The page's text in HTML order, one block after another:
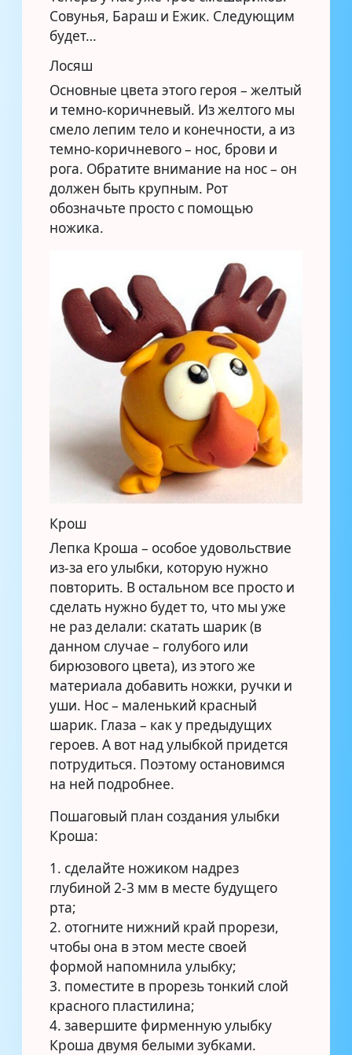
Совунья, Бараш и Ежик. Следующим
будет…
Лосяш
Основные цвета этого героя – желтый
и темно-коричневый. Из желтого мы
смело лепим тело и конечности, а из
темно-коричневого – нос, брови и
рога. Обратите внимание на нос – он
должен быть крупным. Рот
обозначьте просто с помощью
ножика.
Крош
Лепка Кроша – особое удовольствие
из-за его улыбки, которую нужно
повторить. В остальном все просто и
сделать нужно будет то, что мы уже
не раз делали: скатать шарик (в
данном случае – голубого или
бирюзового цвета), из этого же
материала добавить ножки, ручки и
уши. Нос – маленький красный
шарик. Глаза – как у предыдущих
героев. А вот над улыбкой придется
потрудиться. Поэтому остановимся
на ней подробнее.
Пошаговый план создания улыбки
Кроша:
1. сделайте ножиком надрез
глубиной 2-3 мм в месте будущего
рта;
2. отогните нижний край прорези,
чтобы она в этом месте своей
формой напомнила улыбку;
3. поместите в прорезь тонкий слой
красного пластилина;
4. завершите фирменную улыбку
Кроша двумя белыми зубками.